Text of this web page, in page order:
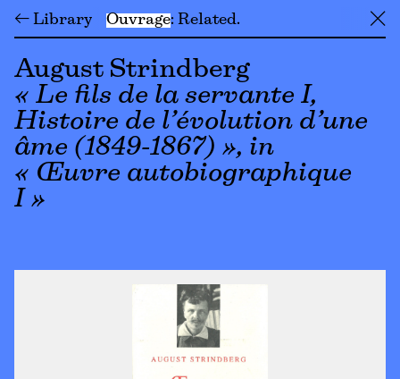
← Library Ouvrage Related ╳
August Strindberg
« Le fils de la servante I,
Histoire de l’évolution d’une
âme (1849-1867) », in
« Œuvre autobiographique
I »